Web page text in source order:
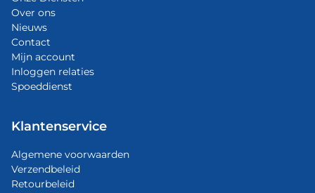
Over ons
Nieuws
Contact
Mijn account
Inloggen relaties
Spoeddienst
Klantenservice
Algemene voorwaarden
Verzendbeleid
Retourbeleid